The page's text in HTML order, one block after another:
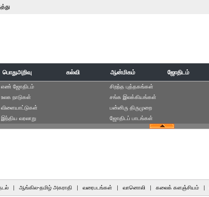
பொதுஅறிவு கல்வி ஆன்மிகம் ஜோதிடம்
எ‌ண் ஜோ‌திட‌ம்
உலக நாடுகள்
விளையாட்டுகள்
இந்திய வரலாறு
சிறந்த புத்தகங்கள்
சங்க இலக்கியங்கள்
பன்னிரு திருமுறை
ஜோதிடப் பாடங்கள்
| ஆங்கில-தமிழ் அகராதி | வரைபடங்கள் | வானொலி | கலைக் களஞ்சியம் |